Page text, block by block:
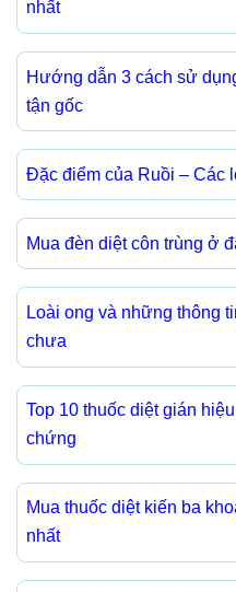
nhất
Hướng dẫn 3 cách sử
tận gốc
Đặc điểm của Ruồi – Các
Mua đèn diệt côn trùng ở
Loài ong và những thông
chưa
Top 10 thuốc diệt gián
chứng
Mua thuốc diệt kiến ba
nhất